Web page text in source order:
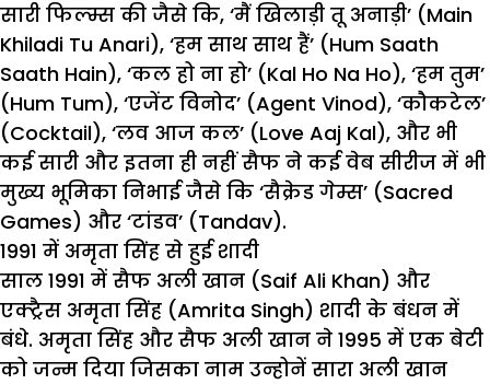
सारी फिल्म्स की जैसे कि, ‘मैं खिलाड़ी तू अनाड़ी’ (Main
Khiladi Tu Anari), ‘हम साथ साथ हैं’ (Hum Saath
Saath Hain), ‘कल हो ना हो’ (Kal Ho Na Ho), ‘हम तुम’
(Hum Tum), ‘एजेंट विनोद’ (Agent Vinod), ‘कौकटेल’
(Cocktail), ‘लव आज कल’ (Love Aaj Kal), और भी
कई सारी और इतना ही नहीं सैफ ने कई वेब सीरीज में भी
मुख्य भूमिका निभाई जैसे कि ‘सैक्रेड गेम्स’ (Sacred
Games) और ‘टांडव’ (Tandav).
1991 में अमृता सिंह से हुई शादी
साल 1991 में सैफ अली खान (Saif Ali Khan) और
एक्ट्रैस अमृता सिंह (Amrita Singh) शादी के बंधन में
बंधे. अमृता सिंह और सैफ अली खान ने 1995 में एक बेटी
को जन्म दिया जिसका नाम उन्होनें सारा अली खान